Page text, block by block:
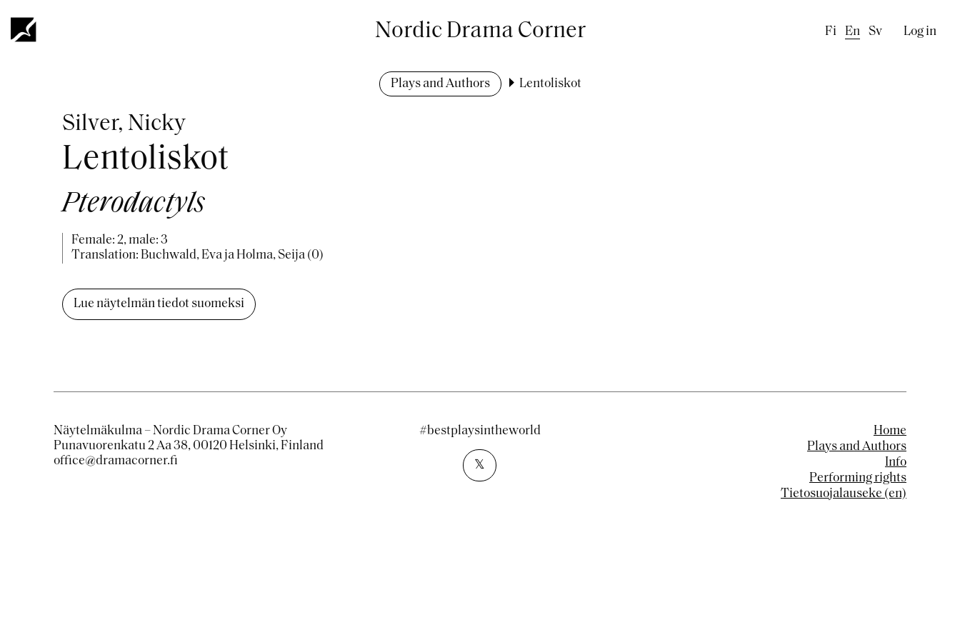
main
Nordic Drama Corner Fi En Sv Log in
Plays and Authors Lentoliskot
Silver, Nicky
Lentoliskot
Pterodactyls
Female: 2, male: 3
Translation: Buchwald, Eva ja Holma, Seija (0)
Lue näytelmän tiedot suomeksi
Näytelmäkulma – Nordic Drama Corner Oy
Punavuorenkatu 2 Aa 38, 00120 Helsinki, Finland
office@dramacorner.fi
Home
Plays and Authors
Info
Performing rights
Tietosuojalauseke (en)
#bestplaysintheworld
𝕏